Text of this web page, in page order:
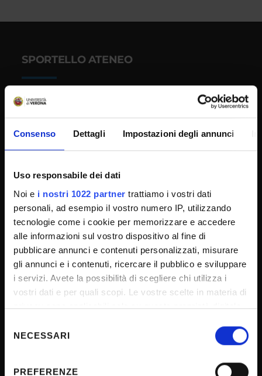
Consenso Dettagli Impostazioni degli annunci
Uso responsabile dei dati
Noi e i nostri 1022 partner trattiamo i vostri dati
personali, ad esempio il vostro numero IP, utilizzando
tecnologie come i cookie per memorizzare e accedere
alle informazioni sul vostro dispositivo al fine di
pubblicare annunci e contenuti personalizzati, misurare
gli annunci e i contenuti, ricercare il pubblico e sviluppare
i servizi. Avete la possibilità di scegliere chi utilizza i
vostri dati e per quali scopi. Le vostre scelte in materia di
privacy sono applicabili solo su questa proprietà digitale
modificare o revocare il proprio consenso in qualsiasi
momento dalla Dichiarazione sui cookie o facendo clic
delNECESSARI
PREFERENZE
SPORTELLO ATENEO
Amministrazione trasparente
Atti di notifica
Note legali
Privacy
Cookie
Sponsorizzazioni e donazioni
Iniziative e convegni
Il 5x1000 all'Università di Verona
Firma Elettronica Avanzata